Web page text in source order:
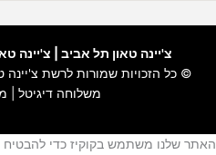
צ'יינה טאון תל אביב צ'יינה
© כל הזכויות שמורות לרשת צ'יינה
משלוחה דיגיטל
האתר שלנו משתמש בקוקיז כדי להבטיח